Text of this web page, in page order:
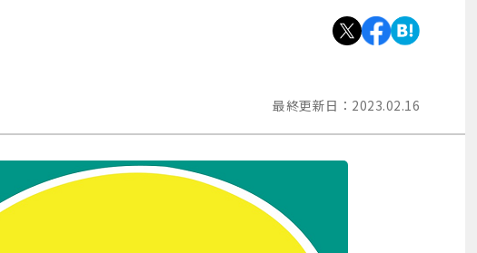
最終更新日： 2023.02.16